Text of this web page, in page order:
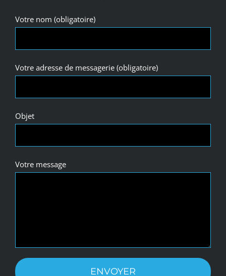
Votre nom (obligatoire)
Votre adresse de messagerie (obligatoire)
Objet
Votre message